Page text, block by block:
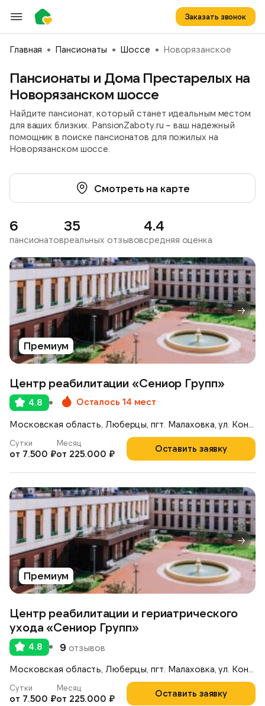
Заказать звонок
Главная Пансионаты Шоссе Новорязанское
Пансионаты и Дома Престарелых на
Новорязанском шоссе
Найдите пансионат, который станет идеальным местом
для ваших близких. PansionZaboty.ru – ваш надежный
помощник в поиске пансионатов для пожилых на
Новорязанском шоссе.
Смотреть на карте
6
пансионатов
35
реальных отзывов
4.4
средняя оценка
Премиум
Центр реабилитации «Сениор Групп»
4.8 Осталось 14 мест
Оставить заявку
Сутки
от 7.500 ₽
Месяц
от 225.000 ₽
Премиум
Центр реабилитации и гериатрического
ухода «Сениор Групп»
4.8 9 отзывов
Оставить заявку
Сутки
от 7.500 ₽
Месяц
от 225.000 ₽